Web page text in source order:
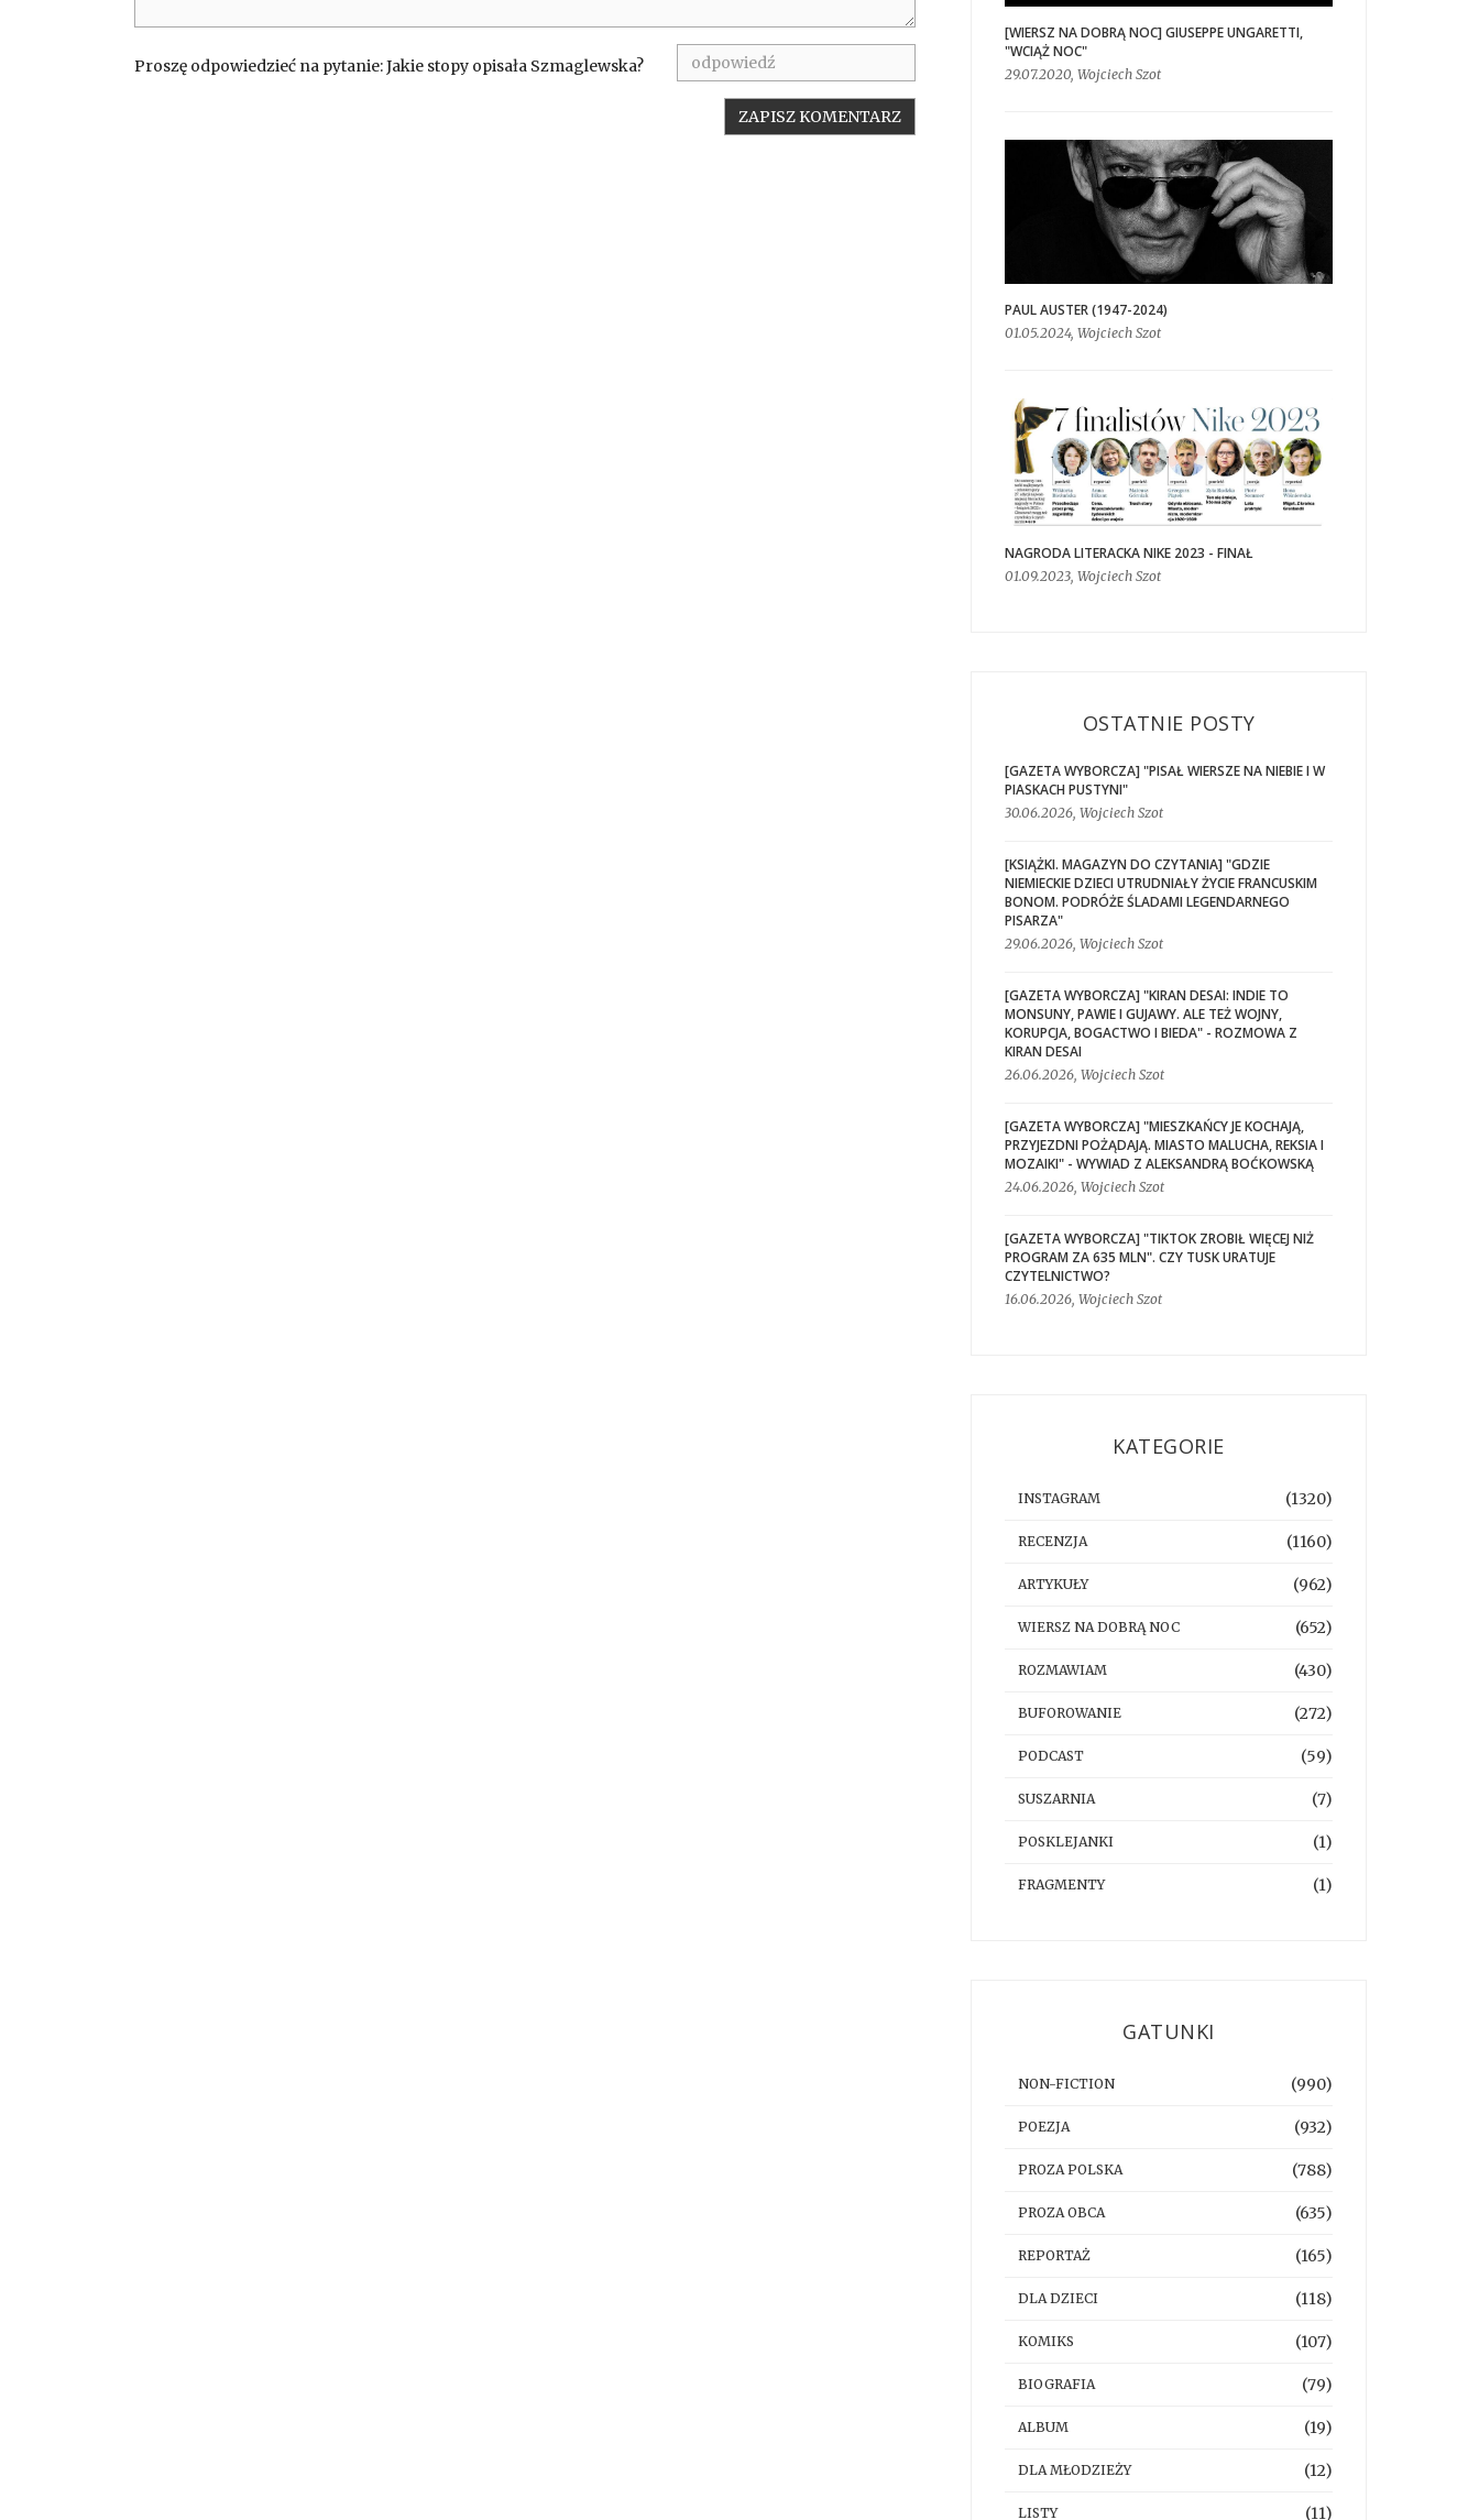
Proszę odpowiedzieć na pytanie: Jakie stopy opisała Szmaglewska?
[WIERSZ NA DOBRĄ NOC] GIUSEPPE UNGARETTI,
"WCIĄŻ NOC"
29.07.2020, Wojciech Szot
PAUL AUSTER (1947-2024)
01.05.2024, Wojciech Szot
NAGRODA LITERACKA NIKE 2023 - FINAŁ
01.09.2023, Wojciech Szot
OSTATNIE POSTY
[GAZETA WYBORCZA] "PISAŁ WIERSZE NA NIEBIE I W
PIASKACH PUSTYNI"
30.06.2026, Wojciech Szot
[KSIĄŻKI. MAGAZYN DO CZYTANIA] "GDZIE
NIEMIECKIE DZIECI UTRUDNIAŁY ŻYCIE FRANCUSKIM
BONOM. PODRÓŻE ŚLADAMI LEGENDARNEGO
PISARZA"
29.06.2026, Wojciech Szot
[GAZETA WYBORCZA] "KIRAN DESAI: INDIE TO
MONSUNY, PAWIE I GUJAWY. ALE TEŻ WOJNY,
KORUPCJA, BOGACTWO I BIEDA" - ROZMOWA Z
KIRAN DESAI
26.06.2026, Wojciech Szot
[GAZETA WYBORCZA] "MIESZKAŃCY JE KOCHAJĄ,
PRZYJEZDNI POŻĄDAJĄ. MIASTO MALUCHA, REKSIA I
MOZAIKI" - WYWIAD Z ALEKSANDRĄ BOĆKOWSKĄ
24.06.2026, Wojciech Szot
[GAZETA WYBORCZA] "TIKTOK ZROBIŁ WIĘCEJ NIŻ
PROGRAM ZA 635 MLN". CZY TUSK URATUJE
CZYTELNICTWO?
16.06.2026, Wojciech Szot
KATEGORIE
INSTAGRAM (1320)
RECENZJA (1160)
ARTYKUŁY (962)
WIERSZ NA DOBRĄ NOC (652)
ROZMAWIAM (430)
BUFOROWANIE (272)
PODCAST (59)
SUSZARNIA (7)
POSKLEJANKI (1)
FRAGMENTY (1)
GATUNKI
NON-FICTION (990)
POEZJA (932)
PROZA POLSKA (788)
PROZA OBCA (635)
REPORTAŻ (165)
DLA DZIECI (118)
KOMIKS (107)
BIOGRAFIA (79)
ALBUM (19)
DLA MŁODZIEŻY (12)
LISTY (11)